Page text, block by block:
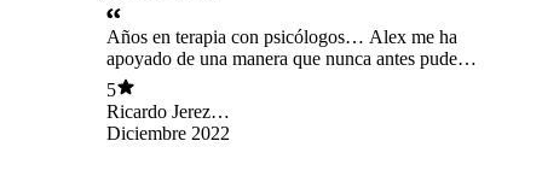
Años en terapia con psicólogos… Alex me ha
apoyado de una manera que nunca antes pude
experimentar.
5
Ricardo Jerez
Beltrán
Diciembre 2022